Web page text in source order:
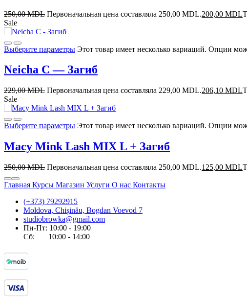
250,00MDL Первоначальная цена составляла 250,00 MDL.200,00 MDL
Sale
Выберите параметры Этот товар имеет несколько вариаций. Опции
Neicha С — Загиб
229,00MDL Первоначальная цена составляла 229,00 MDL.206,10 MDL
Sale
Выберите параметры Этот товар имеет несколько вариаций. Опции
Macy Mink Lash MIX L + Загиб
250,00MDL Первоначальная цена составляла 250,00 MDL.125,00 MDL
Главная Курсы Магазин Услуги О нас Контакты
(+373) 79292915
Moldova, Chișinău, Bogdan Voevod 7
studiobrowka@gmail.com
Пн-Пт: 10:00 - 19:00
Сб: 10:00 - 14:00